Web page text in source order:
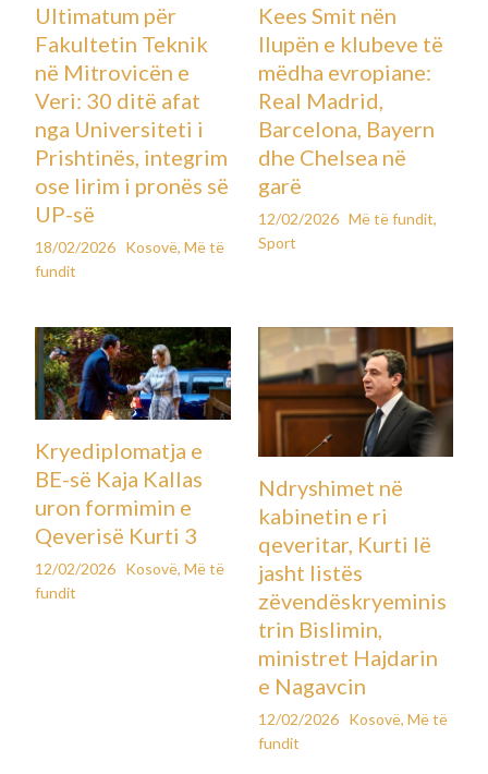
Ultimatum për
Fakultetin Teknik
në Mitrovicën e
Veri: 30 ditë afat
nga Universiteti i
Prishtinës, integrim
ose lirim i pronës së
UP-së
18/02/2026 Kosovë,Më të
fundit
Kees Smit nën
llupën e klubeve të
mëdha evropiane:
Real Madrid,
Barcelona, Bayern
dhe Chelsea në
garë
12/02/2026 Më të fundit,
Sport
Kryediplomatja e
BE-së Kaja Kallas
uron formimin e
Qeverisë Kurti 3
12/02/2026 Kosovë,Më të
fundit
Ndryshimet në
kabinetin e ri
qeveritar, Kurti lë
jasht listës
zëvendëskryeminis
trin Bislimin,
ministret Hajdarin
e Nagavcin
12/02/2026 Kosovë, Më të
fundit